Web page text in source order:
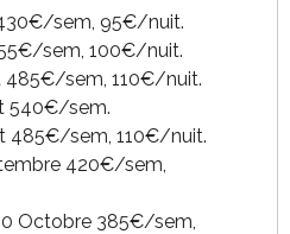
28 août
au18
au 30
430€/sem, 95€/nuit.
sem, 100€/nuit.
485€/sem, 110€/nuit.
540€/sem.
485€/sem, 110€/nuit.
420€/sem,
Octobre 385€/sem,